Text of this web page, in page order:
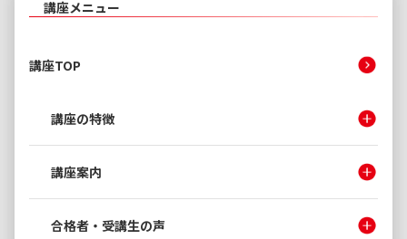
講座メニュー
講座TOP
講座の特徴
講座案内
合格者・受講生の声